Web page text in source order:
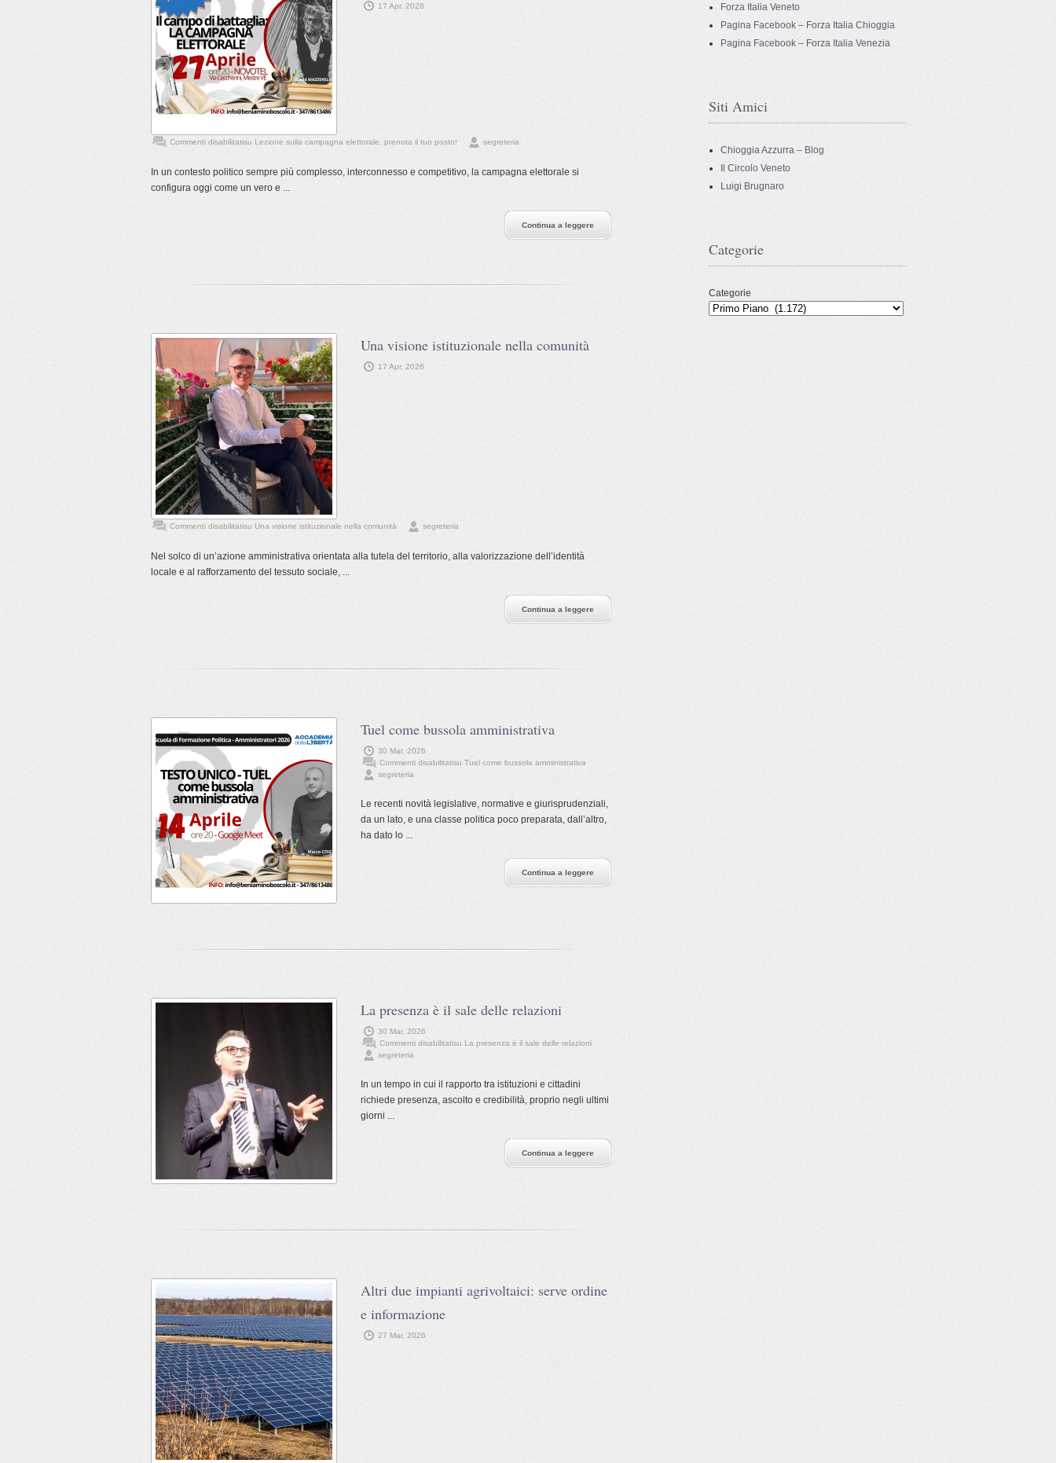
17 Apr, 2026
Commenti disabilitatisu Lezione sulla campagna elettorale, prenota il tuo posto! segreteria
In un contesto politico sempre più complesso, interconnesso e competitivo, la campagna elettorale si
configura oggi come un vero e ...
Continua a leggere
Una visione istituzionale nella comunità
17 Apr, 2026
Commenti disabilitatisu Una visione istituzionale nella comunità segreteria
Nel solco di un’azione amministrativa orientata alla tutela del territorio, alla valorizzazione dell’identità
locale e al rafforzamento del tessuto sociale, ...
Continua a leggere
Tuel come bussola amministrativa
30 Mar, 2026
Commenti disabilitatisu Tuel come bussola amministrativa
segreteria
Le recenti novità legislative, normative e giurisprudenziali,
da un lato, e una classe politica poco preparata, dall’altro,
ha dato lo ...
Continua a leggere
La presenza è il sale delle relazioni
30 Mar, 2026
Commenti disabilitatisu La presenza è il sale delle relazioni
segreteria
In un tempo in cui il rapporto tra istituzioni e cittadini
richiede presenza, ascolto e credibilità, proprio negli ultimi
giorni ...
Continua a leggere
Altri due impianti agrivoltaici: serve ordine
e informazione
27 Mar, 2026
Forza Italia Veneto
Pagina Facebook – Forza Italia Chioggia
Pagina Facebook – Forza Italia Venezia
Siti Amici
Chioggia Azzurra – Blog
Il Circolo Veneto
Luigi Brugnaro
Categorie
Categorie